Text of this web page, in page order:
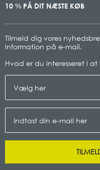
10 % PÅ DIT NÆSTE KØB
Tilmeld dig vores
information på e-mail.
Hvad er du interesseret i